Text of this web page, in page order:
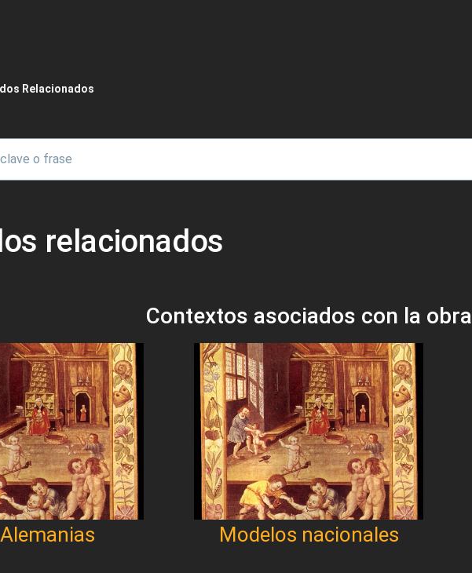
enlaces de ayuda a la navegación
Relacionados
relacionados
Contextos asociados con la obra
Modelos nacionales